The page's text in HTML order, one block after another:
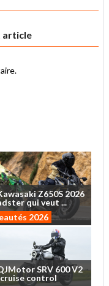
article
Z650S 2026
quiveut ...
2026
SRV 600V2
cruise control